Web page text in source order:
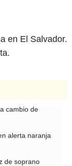
en El Salvador.
cambio de
alerta naranja
de soprano